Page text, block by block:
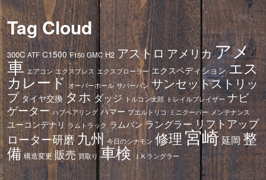
Tag Cloud
300C ATF C1500 F150 GMC H2 アストロアメリカアメ
車 エアコン エクスプレス エクスプローラー エクスペディション エス
カレード オーバーホール サバーバン サンセットストリッ
プタイヤ交換タホ ダッジ トルコン太郎 トレイルブレイザー ナビ
ゲーター ハブベアリング ハマー プエルトリコ ミニクーパー メンテナンス
ユーコンデナリ ラムトラック ラムバン ラングラーリフトアップ
ローター研磨九州 今日のシナモン 修理宮崎延岡整
備 構造変更 販売 買取り 車検 ＪＫラングラー